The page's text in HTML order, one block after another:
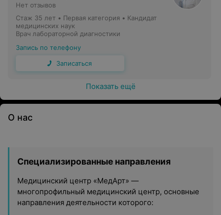
Нет отзывов
Стаж 35 лет • Первая категория • Кандидат
медицинских наук
Врач лабораторной диагностики
Запись по телефону
Записаться
Показать ещё
О нас
Специализированные направления
Медицинский центр «МедАрт» —
многопрофильный медицинский центр, основные
направления деятельности которого: